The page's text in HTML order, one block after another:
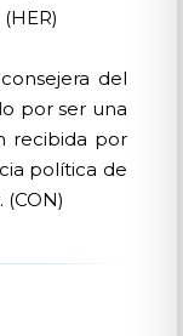
del
por ser una
recibida por
política de